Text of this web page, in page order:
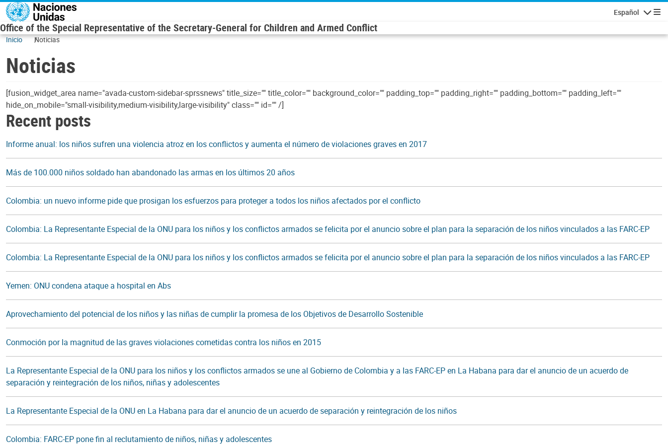
Skip to main content
Español
Office of the Special Representative of the Secretary-General for Children and Armed Conflict
Inicio Noticias
Noticias
[fusion_widget_area name="avada-custom-sidebar-sprssnews" title_size="" title_color="" background_color="" padding_top="" padding_right="" padding_bottom="" padding_left=""
hide_on_mobile="small-visibility,medium-visibility,large-visibility" class="" id="" /]
Recent posts
Informe anual: los niños sufren una violencia atroz en los conflictos y aumenta el número de violaciones graves en 2017
Más de 100.000 niños soldado han abandonado las armas en los últimos 20 años
Colombia: un nuevo informe pide que prosigan los esfuerzos para proteger a todos los niños afectados por el conflicto
Colombia: La Representante Especial de la ONU para los niños y los conflictos armados se felicita por el anuncio sobre el plan para la separación de los niños vinculados a las FARC-EP
Colombia: La Representante Especial de la ONU para los niños y los conflictos armados se felicita por el anuncio sobre el plan para la separación de los niños vinculados a las FARC-EP
Yemen: ONU condena ataque a hospital en Abs
Aprovechamiento del potencial de los niños y las niñas de cumplir la promesa de los Objetivos de Desarrollo Sostenible
Conmoción por la magnitud de las graves violaciones cometidas contra los niños en 2015
La Representante Especial de la ONU para los niños y los conflictos armados se une al Gobierno de Colombia y a las FARC-EP en La Habana para dar el anuncio de un acuerdo de
separación y reintegración de los niños, niñas y adolescentes
La Representante Especial de la ONU en La Habana para dar el anuncio de un acuerdo de separación y reintegración de los niños
Colombia: FARC-EP pone fin al reclutamiento de niños, niñas y adolescentes